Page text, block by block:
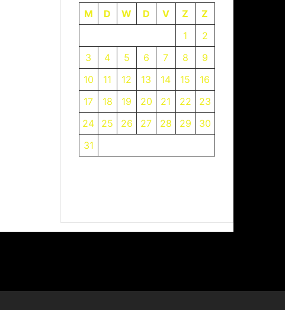
M
D W D V Z
Z
1
2
3
4 5 6 7 8
9
10
11 12 13 14 15
16
17
18 19 20 21 22
23
24
25 26 27 28 29
30
31